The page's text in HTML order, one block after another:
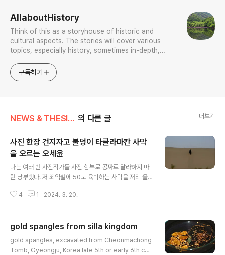
AllaboutHistory
Think of this as a storyhouse of historic and
cultural aspects. The stories will cover various
topics, especially history, sometimes in-depth,
approach will be to resist any common sense or
generalized viewpoint
구독하기
NEWS & THESIS/Photo News 의 다른 글 더보기
사진 한장 건지자고 불덩이 타클라마칸 사막
을 오르는 오세윤
나는 여러 번 사진작가들 사진 함부로 공짜로 달라하지 마
란 당부했다. 저 뙤약볕에 50도 육박하는 사막을 저리 올
땀이 범벅인 소금기 허옇게 서렸다. 물론 저 위에 올라서는
이 많다. 경주 포토바이오는 내가 틈나는 대로 찍어두곤 했
으니 그래도 이런 것들이 몇 장 남았으니 망정이지 말짱 도
루묵될 뻔 했다. (2022. 3. 20)
4 1 2024. 3. 20.
gold spangles from silla kingdom
gold spangles, excavated from Cheonmachong
Tomb, Gyeongju, Korea late 5th or early 6th cen